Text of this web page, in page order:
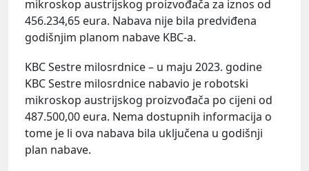
mikroskop austrijskog proizvođača za iznos od
456.234,65 eura. Nabava nije bila predviđena
godišnjim planom nabave KBC-a.
KBC Sestre milosrdnice – u maju 2023. godine
KBC Sestre milosrdnice nabavio je robotski
mikroskop austrijskog proizvođača po cijeni od
487.500,00 eura. Nema dostupnih informacija o
tome je li ova nabava bila uključena u godišnji
plan nabave.